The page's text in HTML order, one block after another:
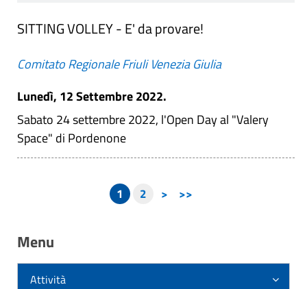
SITTING VOLLEY - E' da provare!
Comitato Regionale Friuli Venezia Giulia
Lunedì, 12 Settembre 2022.
Sabato 24 settembre 2022, l'Open Day al "Valery
Space" di Pordenone
1 2 > >>
Menu
Attività